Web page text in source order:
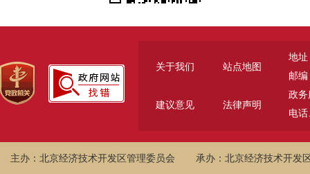
关于我们 站点地图
建议意见 法律声明
地址
邮编
政务
电话
主办：北京经济技术开发区管理委员会 承办：北京经济技术开发